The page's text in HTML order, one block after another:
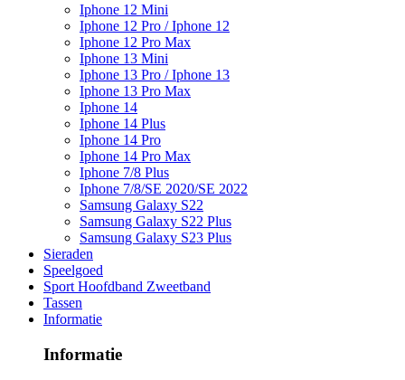
Iphone 12 Mini
Iphone 12 Pro / Iphone 12
Iphone 12 Pro Max
Iphone 13 Mini
Iphone 13 Pro / Iphone 13
Iphone 13 Pro Max
Iphone 14
Iphone 14 Plus
Iphone 14 Pro
Iphone 14 Pro Max
Iphone 7/8 Plus
Iphone 7/8/SE 2020/SE 2022
Samsung Galaxy S22
Samsung Galaxy S22 Plus
Samsung Galaxy S23 Plus
Sieraden
Speelgoed
Sport Hoofdband Zweetband
Tassen
Informatie
Informatie